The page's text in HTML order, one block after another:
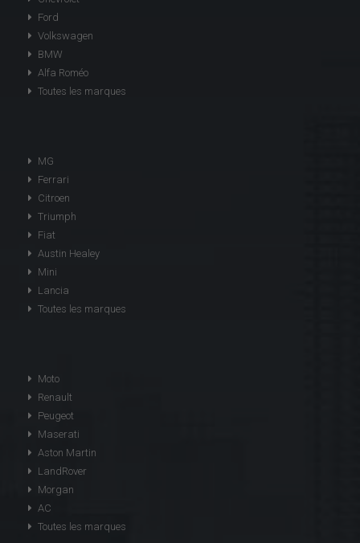
Ford
Volkswagen
BMW
Alfa Roméo
Toutes les marques
MG
Ferrari
Citroen
Triumph
Fiat
Austin Healey
Mini
Lancia
Toutes les marques
Moto
Renault
Peugeot
Maserati
Aston Martin
LandRover
Morgan
AC
Toutes les marques